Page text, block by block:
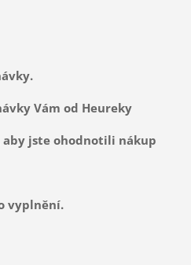
Vám od Heureky
jste ohodnotili nákup
vyplnění.